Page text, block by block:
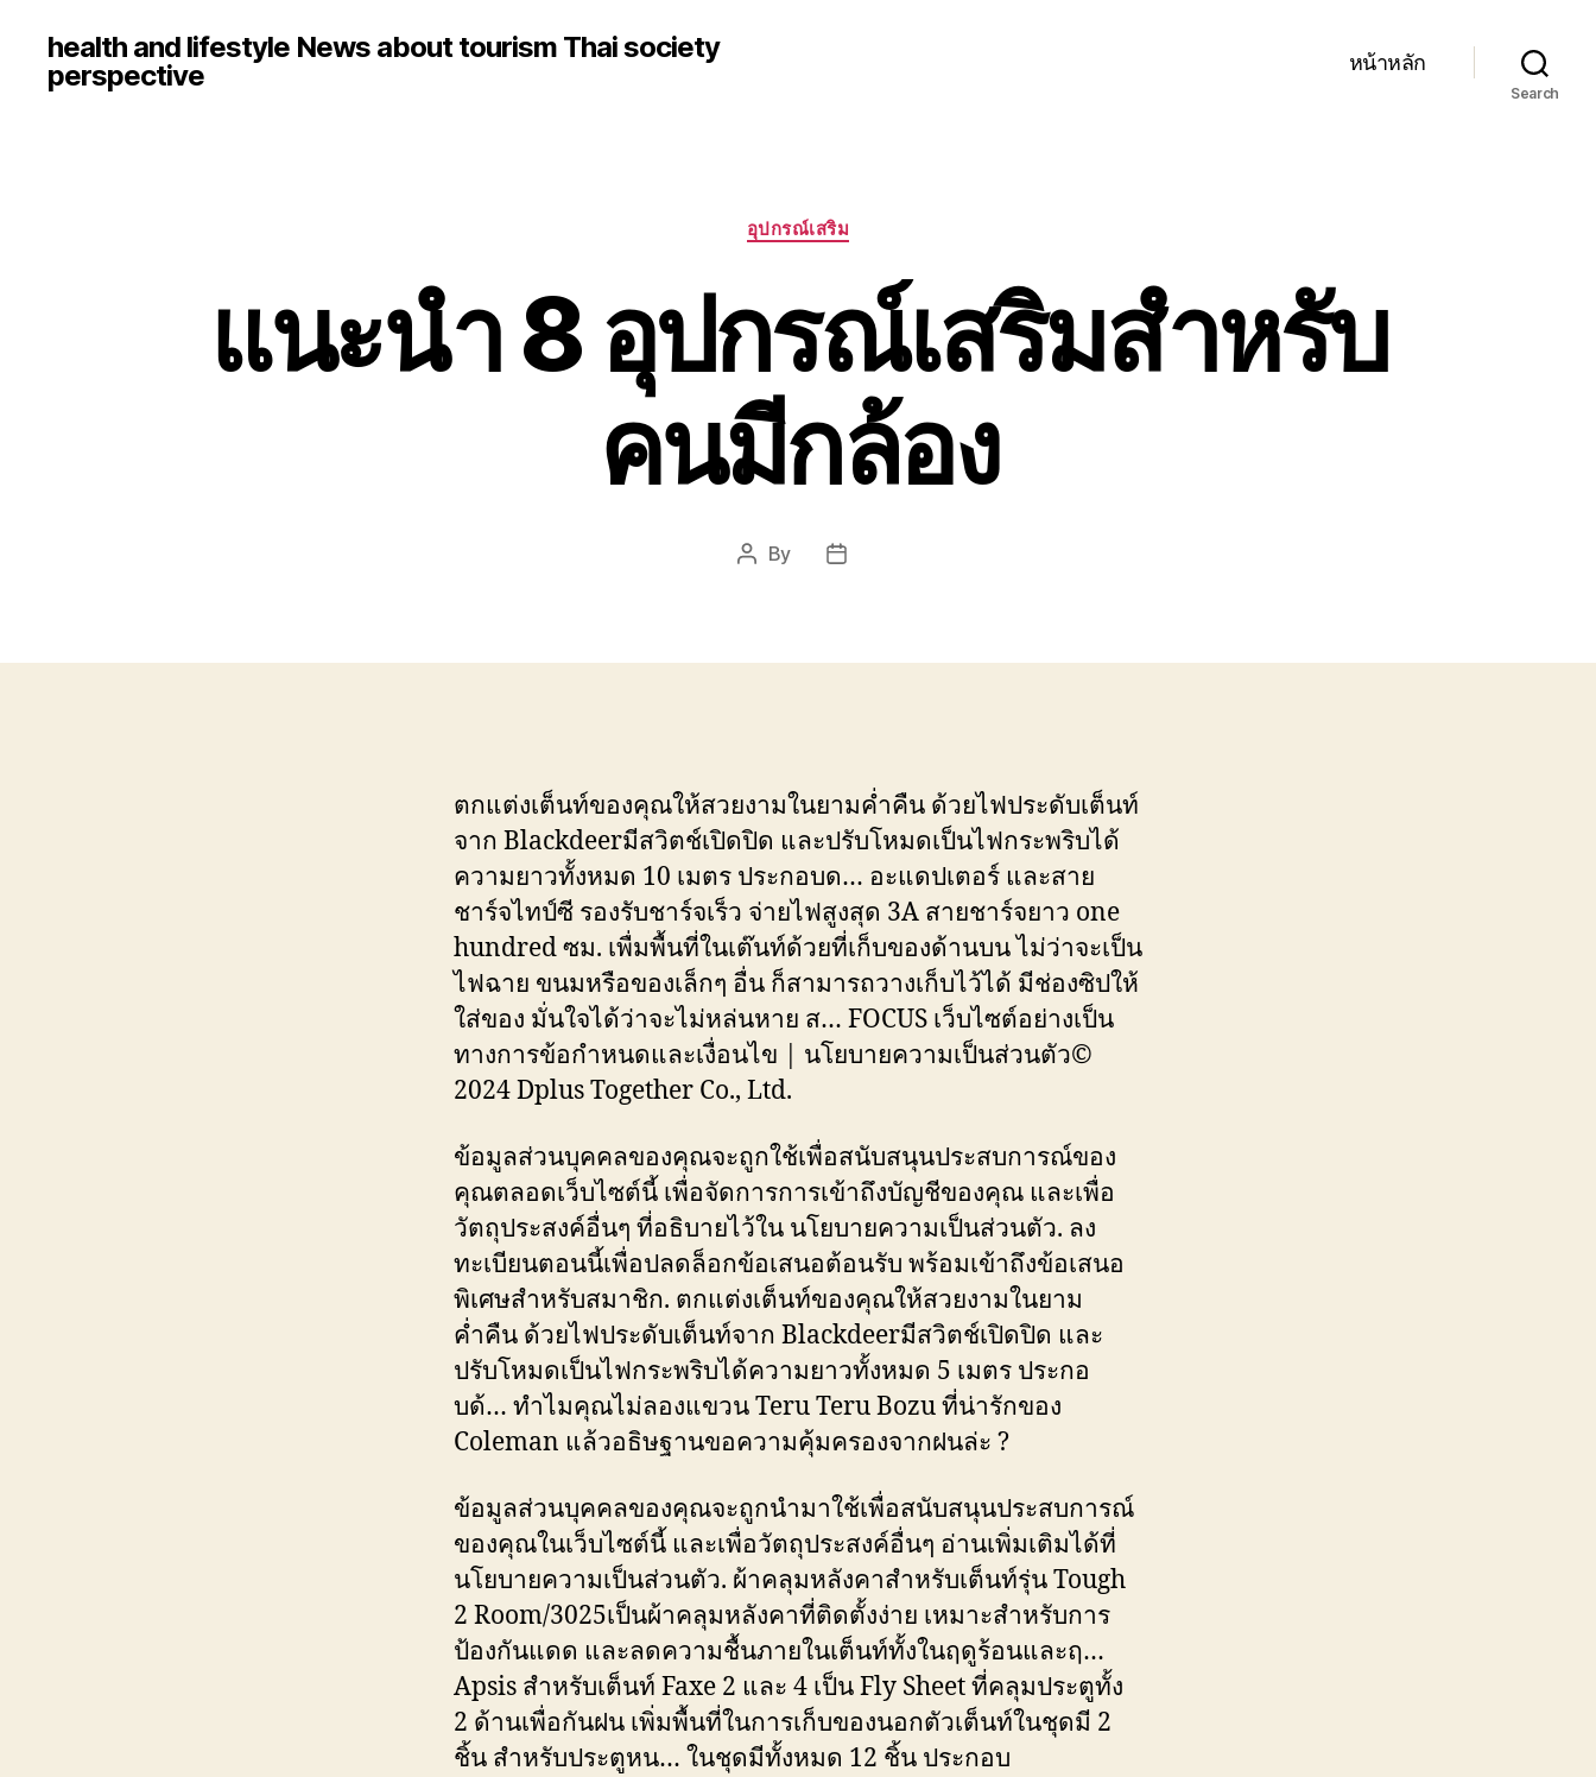
health and lifestyle News about tourism Thai society
perspective
หน้าหลัก
Search
Categories
อุปกรณ์เสริม
แนะนำ 8 อุปกรณ์เสริมสำหรับ
คนมีกล้อง
Post
By
Post
ตกแต่งเต็นท์ของคุณให้สวยงามในยามค่ำคืน ด้วยไฟประดับเต็นท์
จาก Blackdeerมีสวิตช์เปิดปิด และปรับโหมดเป็นไฟกระพริบได้
ความยาวทั้งหมด 10 เมตร ประกอบด… อะแดปเตอร์ และสาย
ชาร์จไทป์ซี รองรับชาร์จเร็ว จ่ายไฟสูงสุด 3A สายชาร์จยาว one
hundred ซม. เพื่มพื้นที่ในเต๊นท์ด้วยที่เก็บของด้านบน ไม่ว่าจะเป็น
ไฟฉาย ขนมหรือของเล็กๆ อื่น ก็สามารถวางเก็บไว้ได้ มีช่องซิปให้
ใส่ของ มั่นใจได้ว่าจะไม่หล่นหาย ส… FOCUS เว็บไซต์อย่างเป็น
ทางการข้อกำหนดและเงื่อนไข | นโยบายความเป็นส่วนตัว©
2024 Dplus Together Co., Ltd.
ข้อมูลส่วนบุคคลของคุณจะถูกใช้เพื่อสนับสนุนประสบการณ์ของ
คุณตลอดเว็บไซต์นี้ เพื่อจัดการการเข้าถึงบัญชีของคุณ และเพื่อ
วัตถุประสงค์อื่นๆ ที่อธิบายไว้ใน นโยบายความเป็นส่วนตัว. ลง
ทะเบียนตอนนี้เพื่อปลดล็อกข้อเสนอต้อนรับ พร้อมเข้าถึงข้อเสนอ
พิเศษสำหรับสมาชิก. ตกแต่งเต็นท์ของคุณให้สวยงามในยาม
ค่ำคืน ด้วยไฟประดับเต็นท์จาก Blackdeerมีสวิตช์เปิดปิด และ
ปรับโหมดเป็นไฟกระพริบได้ความยาวทั้งหมด 5 เมตร ประกอ
บด้… ทำไมคุณไม่ลองแขวน Teru Teru Bozu ที่น่ารักของ
Coleman แล้วอธิษฐานขอความคุ้มครองจากฝนล่ะ ?
ข้อมูลส่วนบุคคลของคุณจะถูกนำมาใช้เพื่อสนับสนุนประสบการณ์
ของคุณในเว็บไซต์นี้ และเพื่อวัตถุประสงค์อื่นๆ อ่านเพิ่มเติมได้ที่
นโยบายความเป็นส่วนตัว. ผ้าคลุมหลังคาสำหรับเต็นท์รุ่น Tough
2 Room/3025เป็นผ้าคลุมหลังคาที่ติดตั้งง่าย เหมาะสำหรับการ
ป้องกันแดด และลดความชื้นภายในเต็นท์ทั้งในฤดูร้อนและฤ…
Apsis สำหรับเต็นท์ Faxe 2 และ 4 เป็น Fly Sheet ที่คลุมประตูทั้ง
2 ด้านเพื่อกันฝน เพิ่มพื้นที่ในการเก็บของนอกตัวเต็นท์ในชุดมี 2
ชิ้น สำหรับประตูหน… ในชุดมีทั้งหมด 12 ชิ้น ประกอบ